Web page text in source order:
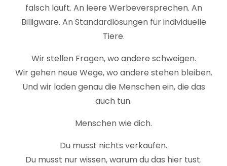
falsch läuft. An leere Werbeversprechen. An
Billigware. An Standardlösungen für individuelle
Tiere.
Wir stellen Fragen, wo andere schweigen.
Wir gehen neue Wege, wo andere stehen bleiben.
Und wir laden genau die Menschen ein, die das
auch tun.
Menschen wie dich.
Du musst nichts verkaufen.
Du musst nur wissen, warum du das hier tust.